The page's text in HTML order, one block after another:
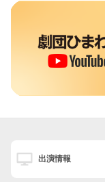
出演情報